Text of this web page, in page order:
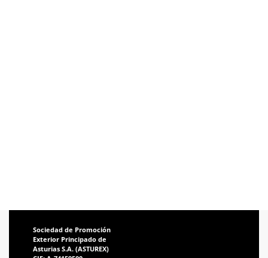
Sociedad de Promoción
Exterior Principado de
Asturias S.A. (ASTUREX)